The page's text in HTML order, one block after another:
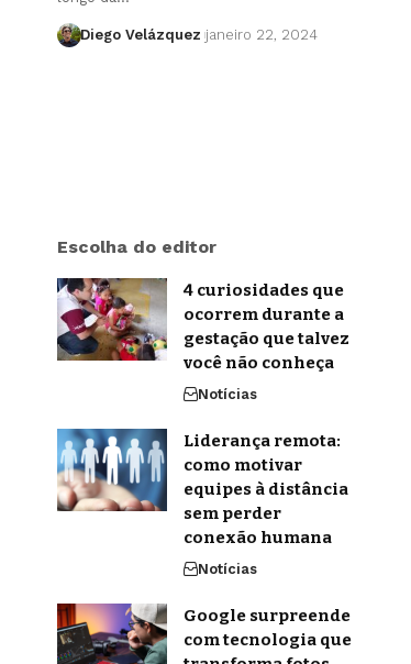
Diego Velázquez janeiro 22, 2024
Escolha do editor
4 curiosidades que
ocorrem durante a
gestação que talvez
você não conheça
Notícias
Liderança remota:
como motivar
equipes à distância
sem perder
conexão humana
Notícias
Google surpreende
com tecnologia que